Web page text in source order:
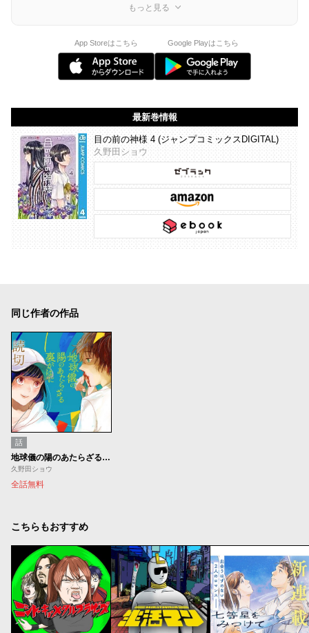
もっと見る
App Storeはこちら Google Playはこちら
最新巻情報
目の前の神様 4 (ジャンプコミックスDIGITAL)
久野田ショウ
同じ作者の作品
話
地球儀の陽のあたらざる裏がはに
久野田ショウ
全話無料
こちらもおすすめ